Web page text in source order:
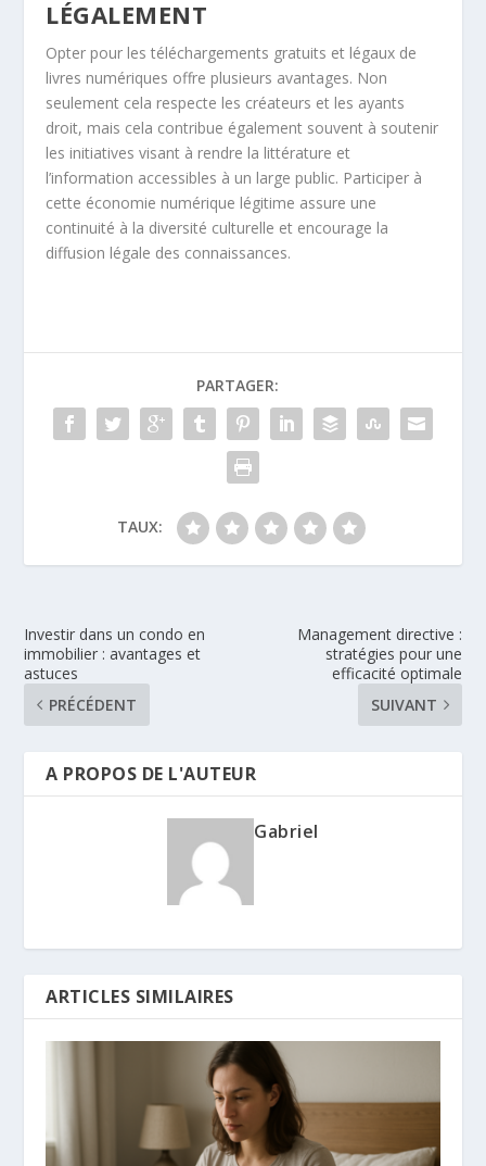
LÉGALEMENT
Opter pour les téléchargements gratuits et légaux de
livres numériques offre plusieurs avantages. Non
seulement cela respecte les créateurs et les ayants
droit, mais cela contribue également souvent à soutenir
les initiatives visant à rendre la littérature et
l’information accessibles à un large public. Participer à
cette économie numérique légitime assure une
continuité à la diversité culturelle et encourage la
diffusion légale des connaissances.
PARTAGER:
TAUX:
Investir dans un condo en
immobilier : avantages et
astuces
PRÉCÉDENT
Management directive :
stratégies pour une
efficacité optimale
SUIVANT
A PROPOS DE L'AUTEUR
Gabriel
ARTICLES SIMILAIRES